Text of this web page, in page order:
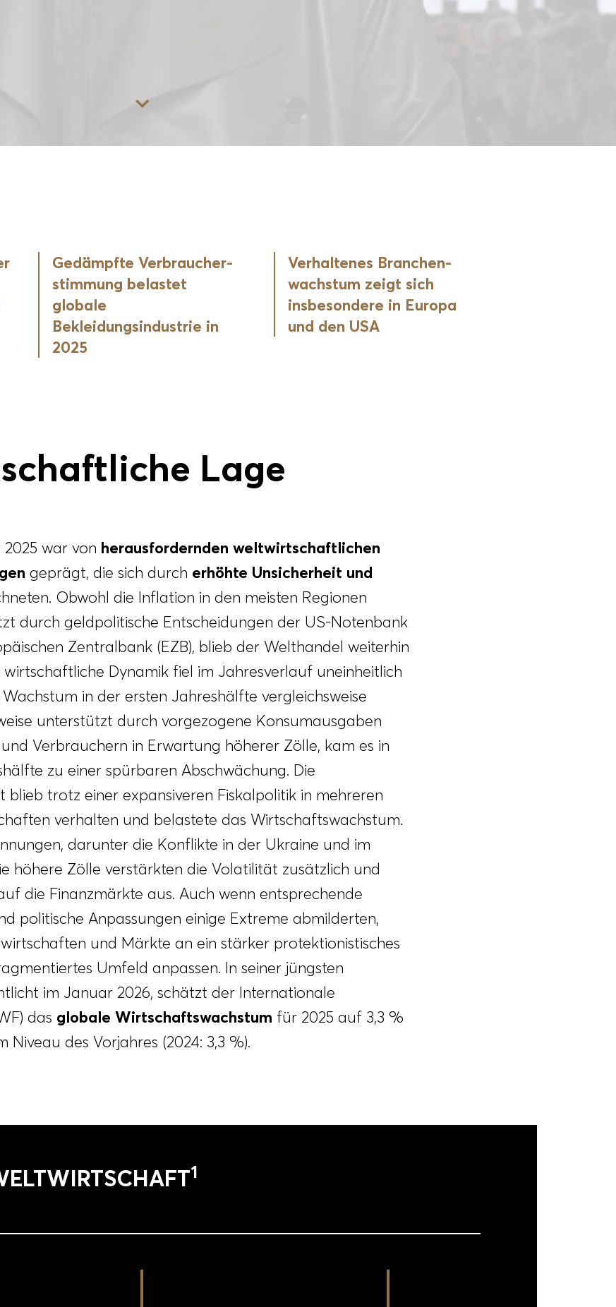
Gedämpfte Verbraucher­
stimmung belastet
globale
Bekleidungsindustrie in
2025
Verhaltenes Branchen­
wachstum zeigt sich
insbesondere in Europa
und den USA
Lage
war von herausfordernden weltwirtschaftlichen
geprägt, die sich durch erhöhte Unsicherheit und
Obwohl die Inflation in den meisten Regionen
durch geldpolitische Entscheidungen der US-Notenbank
Zentralbank (EZB), blieb der Welthandel weiterhin
Dynamik fiel im Jahresverlauf uneinheitlich
in der ersten Jahreshälfte vergleichsweise
unterstützt durch vorgezogene Konsumausgaben
Verbrauchern in Erwartung höherer Zölle, kam es in
zu einer spürbaren Abschwächung. Die
blieb trotz einer expansiveren Fiskalpolitik in mehreren
verhalten und belastete das Wirtschaftswachstum.
darunter die Konflikte in der Ukraine und im
höhere Zölle verstärkten die Volatilität zusätzlich und
die Finanzmärkte aus. Auch wenn entsprechende
politische Anpassungen einige Extreme abmilderten,
und Märkte an ein stärker protektionistisches
Umfeld anpassen. In seiner jüngsten
im Januar 2026, schätzt der Internationale
das globale Wirtschaftswachstum für 2025 auf 3,3 %
des Vorjahres (2024: 3,3 %).
1